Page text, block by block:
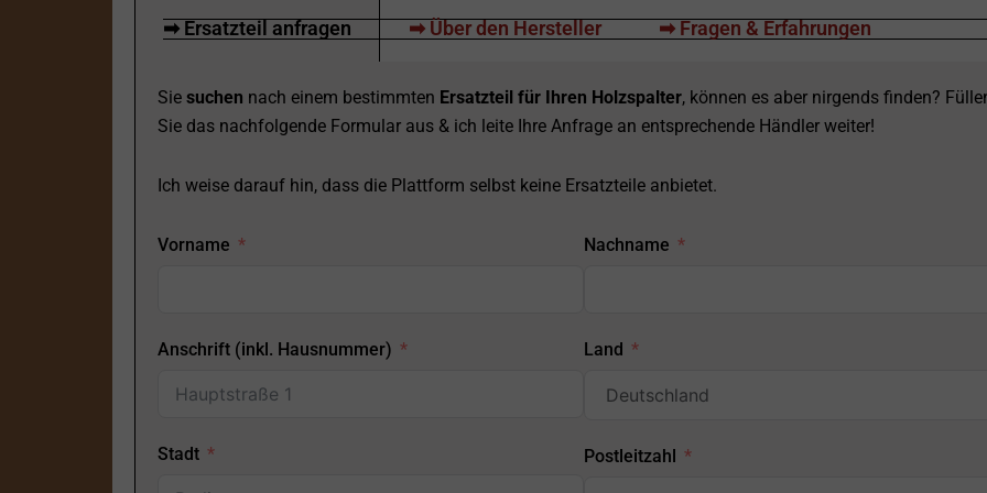
➡ Ersatzteil anfragen ➡ Über den Hersteller ➡ Fragen & Erfahrungen
Sie suchen nach einem bestimmten Ersatzteil für Ihren Holzspalter, können es aber nirgends finden?
Sie das nachfolgende Formular aus & ich leite Ihre Anfrage an entsprechende Händler weiter!
Ich weise darauf hin, dass die Plattform selbst keine Ersatzteile anbietet.
Vorname Nachname
Anschrift (inkl. Hausnummer)
Stadt
Land
Postleitzahl